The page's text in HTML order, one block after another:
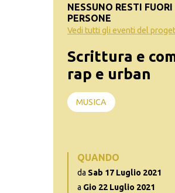
NESSUNO RESTI
PERSONE
Vedi tutti gli eventi del
Scrittura e
rap e urban
MUSICA
QUANDO
da Sab 17 Luglio 2021
a Gio 22 Luglio 2021